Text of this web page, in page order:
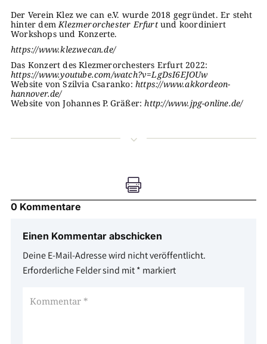
Der Verein Klez we can e.V. wurde 2018 gegründet. Er steht
hinter demKlezmerorchester Erfurtund koordiniert
Workshops und Konzerte.
https://www.klezwecan.de/
Das Konzert des Klezmerorchesters Erfurt 2022:
https://www.youtube.com/watch?v=LgDsI6EJOUw
Website von Szilvia Csaranko: https://www.akkordeon-​
hannover.de/
Website von Johannes P. Gräßer:http://www.jpg-​online.de/
3

0 Kommentare
Einen Kommentar abschicken
Deine E-Mail-Adresse wird nicht veröffentlicht.
Erforderliche Felder sind mit* markiert